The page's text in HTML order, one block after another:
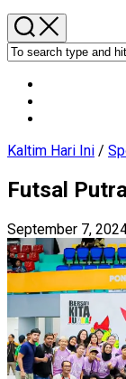
Kaltim Hari Ini /
Futsal
September 7,